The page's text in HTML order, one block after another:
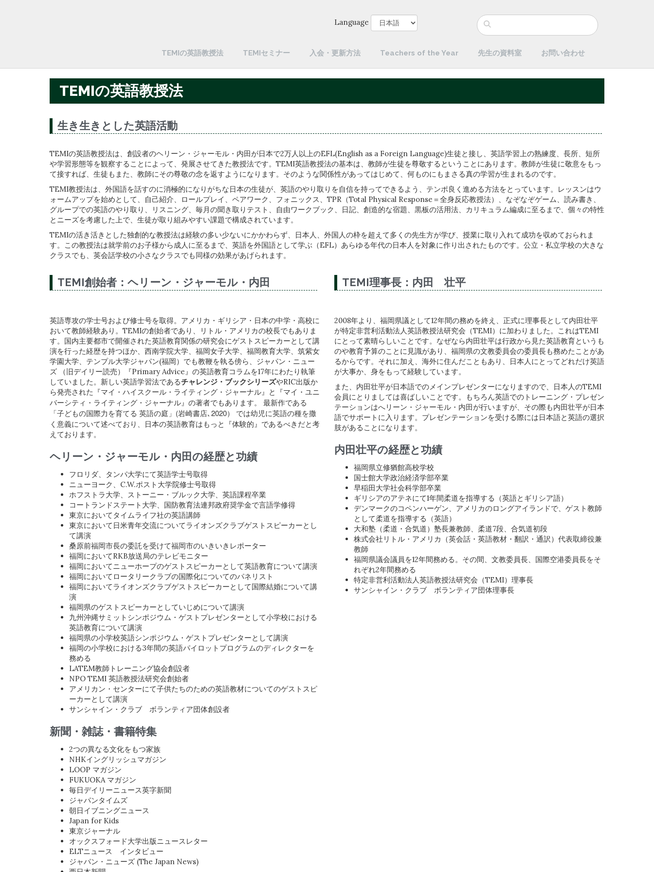
Language
TEMIの英語教授法 TEMIセミナー 入会・更新方法 Teachers of the Year 先生の資料室 お問い合わせ
TEMIの英語教授法
生き生きとした英語活動
TEMIの英語教授法は、創設者のヘリーン・ジャーモル・内田が日本で2万人以上のEFL(English as a Foreign Language)生徒と接し、英語学習上の熟練度、長所、短所
や学習形態等を観察することによって、発展させてきた教授法です。TEMI英語教授法の基本は、教師が生徒を尊敬するということにあります。教師が生徒に敬意をもっ
て接すれば、生徒もまた、教師にその尊敬の念を返すようになります。そのような関係性があってはじめて、何ものにもまさる真の学習が生まれるのです。
TEMI教授法は、外国語を話すのに消極的になりがちな日本の生徒が、英語のやり取りを自信を持ってできるよう、テンポ良く進める方法をとっています。レッスンはウ
ォームアップを始めとして、自己紹介、ロールプレイ、ペアワーク、フォニックス、TPR（Total Physical Response＝全身反応教授法）、なぞなぞゲーム、読み書き、
グループでの英語のやり取り、リスニング、毎月の聞き取りテスト、自由ワークブック、日記、創造的な宿題、黒板の活用法、カリキュラム編成に至るまで、個々の特性
とニーズを考慮した上で、生徒が取り組みやすい課題で構成されています。
TEMIの活き活きとした独創的な教授法は経験の多い少ないにかかわらず、日本人、外国人の枠を超えて多くの先生方が学び、授業に取り入れて成功を収めておられま
す。この教授法は就学前のお子様から成人に至るまで、英語を外国語として学ぶ（EFL）あらゆる年代の日本人を対象に作り出されたものです。公立・私立学校の大きな
クラスでも、英会話学校の小さなクラスでも同様の効果があげられます。
TEMI創始者：ヘリーン・ジャーモル・内田
英語専攻の学士号および修士号を取得。アメリカ・ギリシア・日本の中学・高校に
おいて教師経験あり。TEMIの創始者であり、リトル・アメリカの校長でもありま
す。国内主要都市で開催された英語教育関係の研究会にゲストスピーカーとして講
演を行った経歴を持つほか、西南学院大学、福岡女子大学、福岡教育大学、筑紫女
学園大学、テンプル大学ジャパン(福岡）でも教鞭を執る傍ら、ジャパン・ニュー
ズ （旧デイリー読売）『Primary Advice』の英語教育コラムを17年にわたり執筆
していました。新しい英語学習法であるチャレンジ・ブックシリーズやRIC出版か
ら発売された『マイ・ハイスクール・ライティング・ジャーナル』と『マイ・ユニ
バーシティ・ライティング・ジャーナル』の著者でもあります。 最新作である
「子どもの国際力を育てる 英語の庭」(岩崎書店､2020） では幼児に英語の種を撒
く意義について述べており、
日本の英語教育はもっと『体験的』であるべきだと考
えております。
ヘリーン・ジャーモル・内田の経歴と功績
フロリダ、タンパ大学にて英語学士号取得
ニューヨーク、C.W.ポスト大学院修士号取得
ホフストラ大学、ストーニー・ブルック大学、英語課程卒業
コートランドステート大学、国防教育法連邦政府奨学金で言語学修得
東京においてタイムライフ社の英語講師
東京において日米青年交流についてライオンズクラブゲストスピーカーとし
て講演
桑原前福岡市長の委託を受けて福岡市のいきいきレポーター
福岡においてRKB放送局のテレビモニター
福岡においてニューホープのゲストスピーカーとして英語教育について講演
福岡においてロータリークラブの国際化についてのパネリスト
福岡においてライオンズクラブゲストスピーカーとして国際結婚について講
演
福岡県のゲストスピーカーとしていじめについて講演
九州沖縄サミットシンポジウム・ゲストプレゼンターとして小学校における
英語教育について講演
福岡県の小学校英語シンポジウム・ゲストプレゼンターとして講演
福岡の小学校における3年間の英語パイロットプログラムのディレクターを
務める
LATEM教師トレーニング協会創設者
NPO TEMI 英語教授法研究会創始者
アメリカン・センターにて子供たちのための英語教材についてのゲストスピ
ーカーとして講演
サンシャイン・クラブ ボランティア団体創設者
新聞・雑誌・書籍特集
2つの異なる文化をもつ家族
NHKイングリッシュマガジン
LOOP マガジン
FUKUOKA マガジン
毎日デイリーニュース英字新聞
ジャパンタイムズ
朝日イブニングニュース
Japan for Kids
東京ジャーナル
オックスフォード大学出版ニュースレター
ELTニュース インタビュー
ジャパン・ニューズ (The Japan News)
TEMI理事長：内田 壮平
2008年より、福岡県議として12年間の務めを終え、正式に理事長として内田壮平
が特定非営利活動法人英語教授法研究会（TEMI）に加わりました。これはTEMI
にとって素晴らしいことです。なぜなら内田壮平は行政から見た英語教育というも
のや教育予算のことに見識があり、福岡県の文教委員会の委員長も務めたことがあ
るからです。それに加え、海外に住んだこともあり、日本人にとってどれだけ英語
が大事か、身をもって経験しています。
また、内田壮平が日本語でのメインプレゼンターになりますので、日本人のTEMI
会員にとりましては喜ばしいことです。もちろん英語でのトレーニング・プレゼン
テーションはへリーン・ジャーモル・内田が行いますが、その際も内田壮平が日本
語でサポートに入ります。プレゼンテーションを受ける際には日本語と英語の選択
肢があることになります。
内田壮平の経歴と功績
福岡県立修猶館高校学校
国士館大学政治経済学部卒業
早稲田大学社会科学部卒業
ギリシアのアテネにて1年間柔道を指導する（英語とギリシア語）
デンマークのコペンハーゲン、アメリカのロングアイランドで、ゲスト教師
として柔道を指導する（英語）
大和塾（柔道・合気道）塾長兼教師、柔道7段、合気道初段
株式会社リトル・アメリカ（英会話・英語教材・翻訳・通訳）代表取締役兼
教師
福岡県議会議員を12年間務める。その間、文教委員長、国際空港委員長をそ
れぞれ2年間務める
特定非営利活動法人英語教授法研究会（TEMI）理事長
サンシャイン・クラブ ボランティア団体理事長